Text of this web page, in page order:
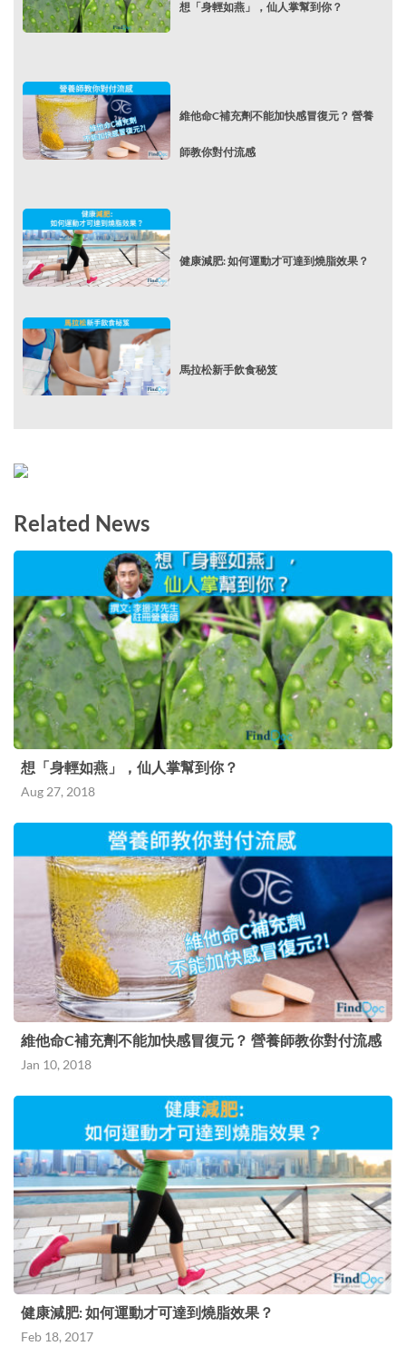
想「身輕如燕」，仙人掌幫到你？
維他命C補充劑不能加快感冒復元？ 營養
師教你對付流感
健康減肥: 如何運動才可達到燒脂效果？
馬拉松新手飲食秘笈
Related News
想「身輕如燕」，仙人掌幫到你？
Aug 27, 2018
維他命C補充劑不能加快感冒復元？ 營養師教你對付流感
Jan 10, 2018
健康減肥: 如何運動才可達到燒脂效果？
Feb 18, 2017